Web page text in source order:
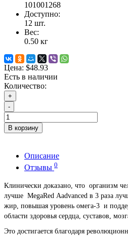
101001268
Доступно:
12 шт.
Вес:
0.50 кг
Цена: $48.93
Есть в наличии
Количество:
+
-
В корзину
Описание
Отзывы 0
Клинически доказано, что организм
лучше MegaRed Аadvanced в 3 раза
жир, повышая уровень омега-3 и
области здоровья сердца, суставов,
Это достигается благодаря